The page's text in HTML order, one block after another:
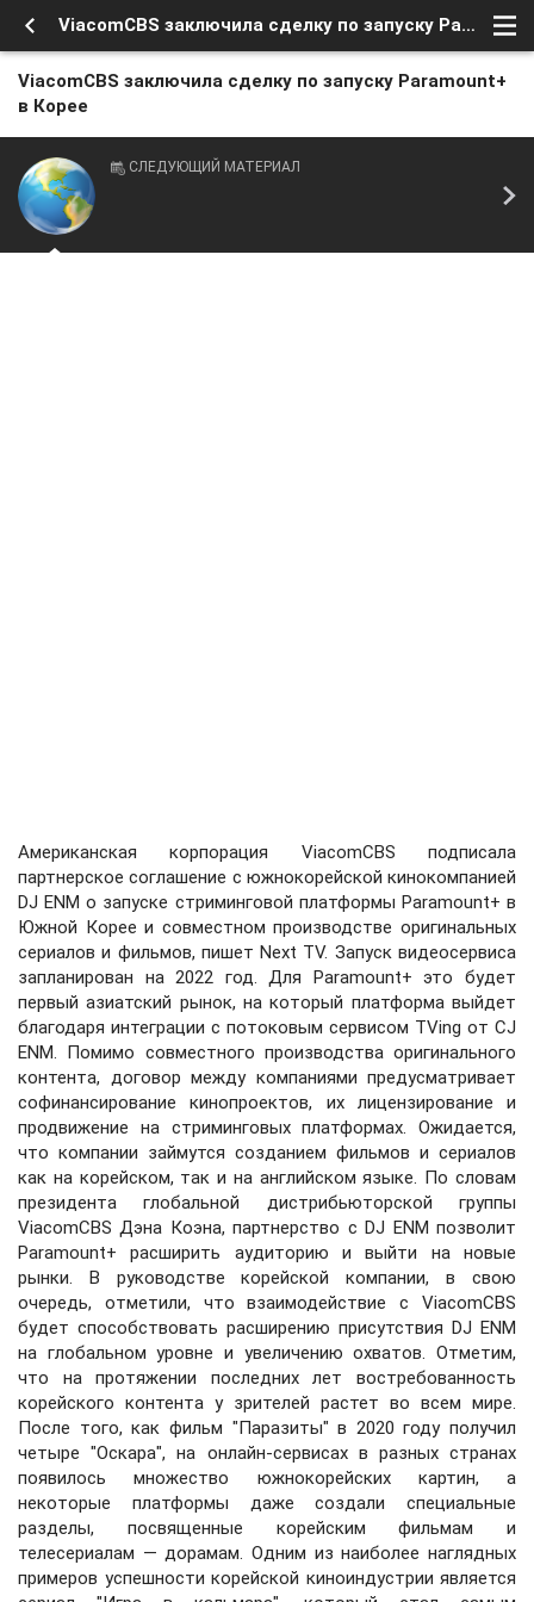
ViacomCBS заключила сделку по запуску Paramount+ в Корее
ViacomCBS заключила сделку по запуску Paramount+
в Корее
СЛЕДУЮЩИЙ МАТЕРИАЛ
Американская корпорация ViacomCBS подписала
партнерское соглашение с южнокорейской кинокомпанией
DJ ENM о запуске стриминговой платформы Paramount+ в
Южной Корее и совместном производстве оригинальных
сериалов и фильмов, пишет Next TV. Запуск видеосервиса
запланирован на 2022 год. Для Paramount+ это будет
первый азиатский рынок, на который платформа выйдет
благодаря интеграции с потоковым сервисом TVing от CJ
ENM. Помимо совместного производства оригинального
контента, договор между компаниями предусматривает
софинансирование кинопроектов, их лицензирование и
продвижение на стриминговых платформах. Ожидается,
что компании займутся созданием фильмов и сериалов
как на корейском, так и на английском языке. По словам
президента глобальной дистрибьюторской группы
ViacomCBS Дэна Коэна, партнерство с DJ ENM позволит
Paramount+ расширить аудиторию и выйти на новые
рынки. В руководстве корейской компании, в свою
очередь, отметили, что взаимодействие с ViacomCBS
будет способствовать расширению присутствия DJ ENM
на глобальном уровне и увеличению охватов. Отметим,
что на протяжении последних лет востребованность
корейского контента у зрителей растет во всем мире.
После того, как фильм "Паразиты" в 2020 году получил
четыре "Оскара", на онлайн-сервисах в разных странах
появилось множество южнокорейских картин, а
некоторые платформы даже создали специальные
разделы, посвященные корейским фильмам и
телесериалам — дорамам. Одним из наиболее наглядных
примеров успешности корейской киноиндустрии является